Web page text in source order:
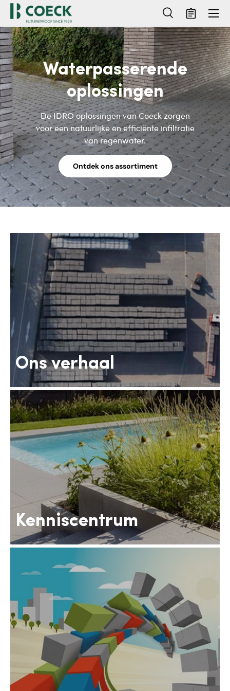
naar inhoud
Zoeken
Zoeken
ZoekenMandje
Menu
Waterpasserende
oplossingen
De IDRO oplossingen van Coeck zorgen
voor een natuurlijke en efficiënte infiltratie
van regenwater.
Ontdek ons assortiment
Ons verhaal
Kenniscentrum